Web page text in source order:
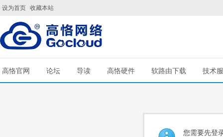
设为首页 收藏本站
高恪官网 论坛 导读 高恪硬件 软路由下载 技术
您需要先登